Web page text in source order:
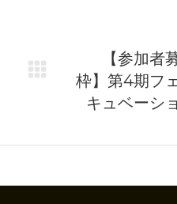
Next
post:
【参加者
枠】第4期フ
キュベーシ